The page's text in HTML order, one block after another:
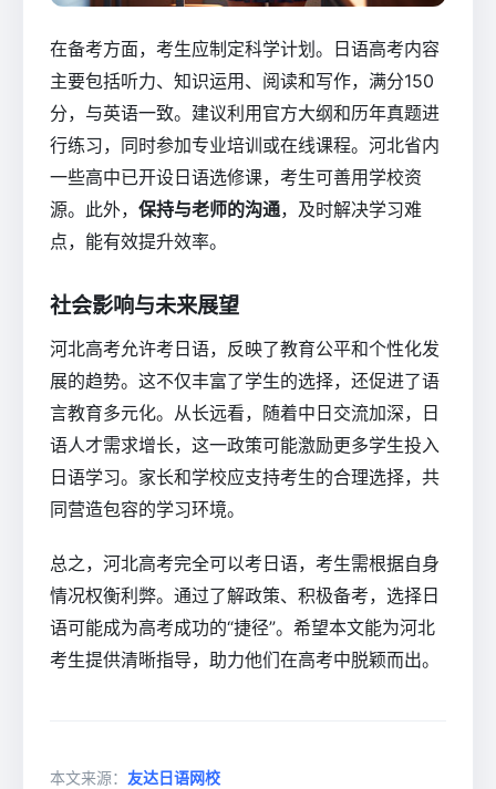
在备考方面，考生应制定科学计划。日语高考内容
主要包括听力、知识运用、阅读和写作，满分150
分，与英语一致。建议利用官方大纲和历年真题进
行练习，同时参加专业培训或在线课程。河北省内
一些高中已开设日语选修课，考生可善用学校资
源。此外， 保持与老师的沟通，及时解决学习难
点，能有效提升效率。
社会影响与未来展望
河北高考允许考日语，反映了教育公平和个性化发
展的趋势。这不仅丰富了学生的选择，还促进了语
言教育多元化。从长远看，随着中日交流加深，日
语人才需求增长，这一政策可能激励更多学生投入
日语学习。家长和学校应支持考生的合理选择，共
同营造包容的学习环境。
总之，河北高考完全可以考日语，考生需根据自身
情况权衡利弊。通过了解政策、积极备考，选择日
语可能成为高考成功的“捷径”。希望本文能为河北
考生提供清晰指导，助力他们在高考中脱颖而出。
本文来源： 友达日语网校